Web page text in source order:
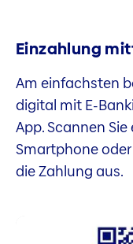
Einzahlung
Am einfachsten
digital mit E-
App. Scannen
Smartphone
die Zahlung aus.